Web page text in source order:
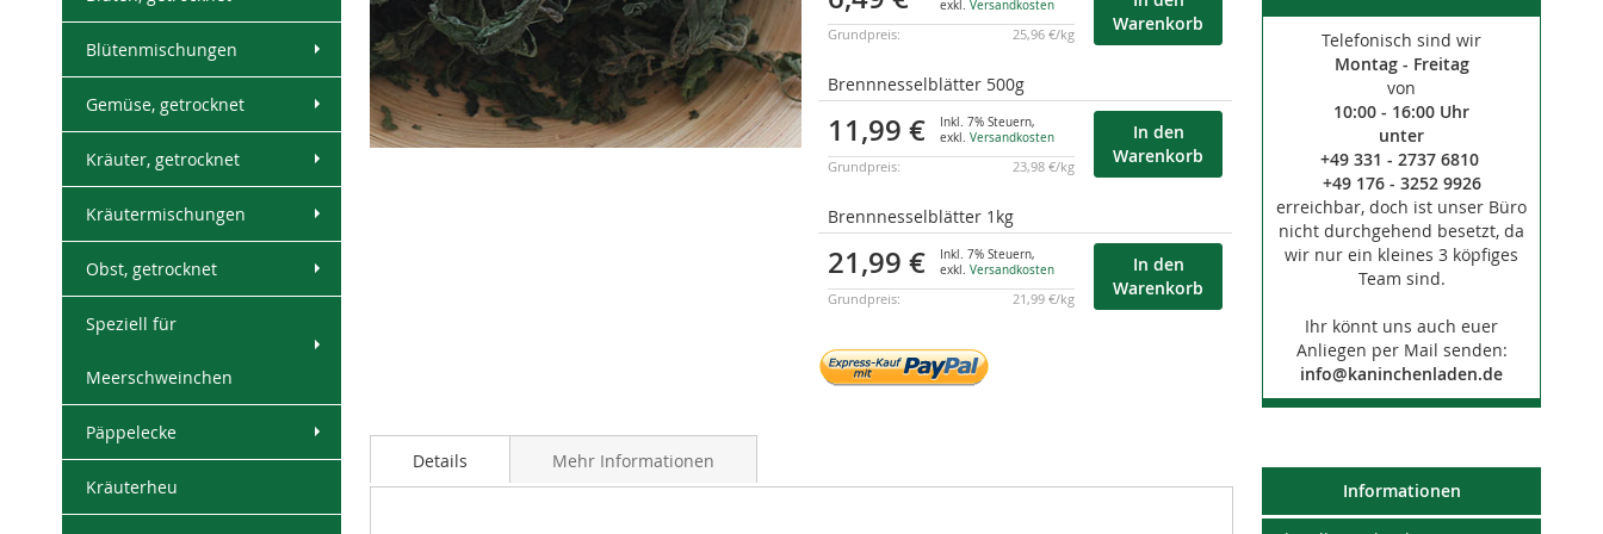
exkl. Versandkosten
Grundpreis: 25,96 €/kg
Warenkorb
Brennnesselblätter 500g
11,99 € Inkl. 7% Steuern,
exkl. Versandkosten
Grundpreis: 23,98 €/kg
In den
Warenkorb
Brennnesselblätter 1kg
21,99 € Inkl. 7% Steuern,
exkl. Versandkosten
Grundpreis: 21,99 €/kg
In den
Warenkorb
Details Mehr Informationen
Blütenmischungen
Gemüse, getrocknet
Kräuter, getrocknet
Kräutermischungen
Obst, getrocknet
Speziell für
Meerschweinchen
Päppelecke
Kräuterheu
Telefonisch sind wir
Montag - Freitag
von
10:00 - 16:00 Uhr
unter
+49 331 - 2737 6810
+49 176 - 3252 9926
erreichbar, doch ist unser Büro
nicht durchgehend besetzt, da
wir nur ein kleines 3 köpfiges
Team sind.
Ihr könnt uns auch euer
Anliegen per Mail senden:
info@kaninchenladen.de
Informationen